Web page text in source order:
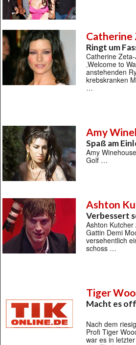
Catherine
Ringt um
Catherine
‚Welcome to
anstehenden
krebskranken
…
Amy
Spaß am
Amy
Golf …
Ashton
Verbessert
Ashton
Gattin Demi
versehentlich
schoss …
Tiger
Macht es
Nach dem
Profi Tiger
war es in